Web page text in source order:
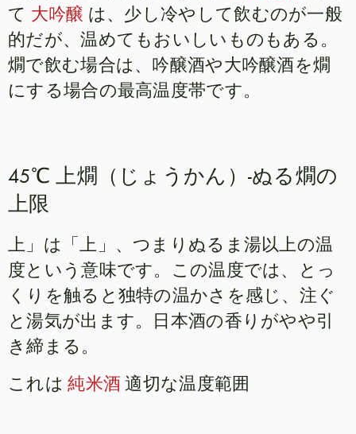
て 大吟醸 は、少し冷やして飲むのが一般
的だが、温めてもおいしいものもある。
燗で飲む場合は、吟醸酒や大吟醸酒を燗
にする場合の最高温度帯です。
45℃ 上燗（じょうかん）-ぬる燗の
上限
上」は「上」、つまりぬるま湯以上の温
度という意味です。この温度では、とっ
くりを触ると独特の温かさを感じ、注ぐ
と湯気が出ます。日本酒の香りがやや引
き締まる。
これは純米酒 適切な温度範囲